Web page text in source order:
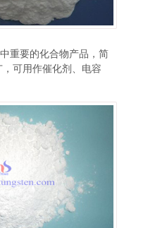
重要的化合物产品，简
可用作催化剂、电容